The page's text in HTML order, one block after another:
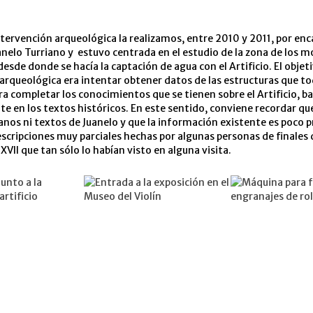
arqueológica la realizamos, entre 2010 y 2011, por
Turriano y estuvo centrada en el estudio de la zona de los
donde se hacía la captación de agua con el Artificio. El
era intentar obtener datos de las estructuras que
completar los conocimientos que se tienen sobre el Artificio,
en los textos históricos. En este sentido, conviene recordar
ni textos de Juanelo y que la información existente es poco
muy parciales hechas por algunas personas de finales
que tan sólo lo habían visto en alguna visita.